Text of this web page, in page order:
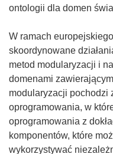
ontologii dla domen
W ramach
skoordynowane
metod modularyzacji i
domenami
modularyzacji pochodzi
oprogramowania, w
oprogramowania z
komponentów, które
wykorzystywać